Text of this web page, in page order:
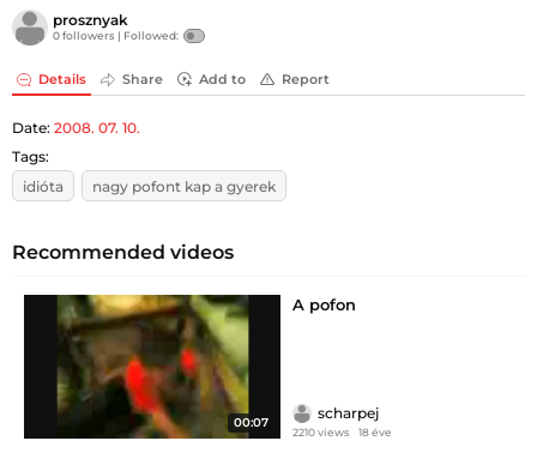
prosznyak
0 followers | Followed:
Details Share Add to Report
Date: 2008. 07. 10.
Tags:
idióta
nagy pofont kap a gyerek
Recommended videos
00:07
A pofon
scharpej
2210 views 18 éve